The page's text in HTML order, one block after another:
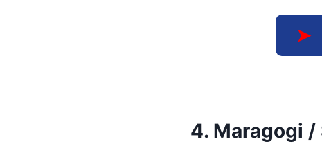
➤
4. Maragogi /